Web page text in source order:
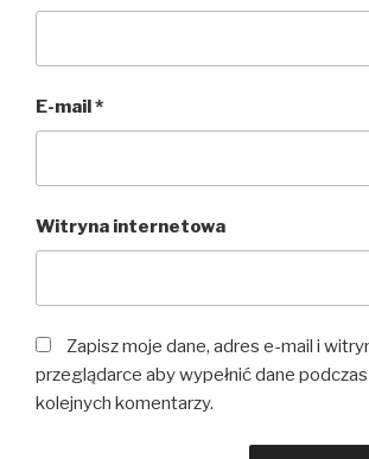
E-mail*
Witryna internetowa
Zapisz moje dane, adres e-mail i
przeglądarce aby wypełnić dane
kolejnych komentarzy.